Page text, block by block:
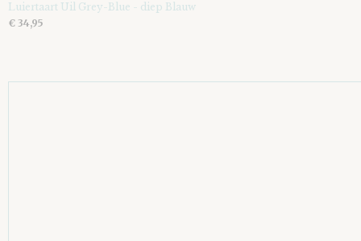
Luiertaart Uil Grey-Blue - diep Blauw
€ 34,95